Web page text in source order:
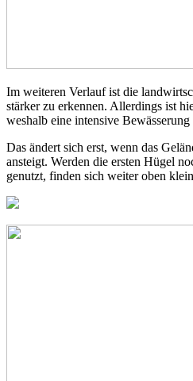
Im weiteren Verlauf ist die
stärker zu erkennen. Allerdings ist
weshalb eine intensive
Das ändert sich erst, wenn das
ansteigt. Werden die ersten Hügel
genutzt, finden sich weiter oben